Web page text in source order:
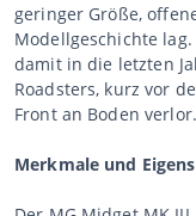
geringer Größe,
Modellgeschichte
damit in die letzten
Roadsters, kurz vor
Front an Boden verlor.
Merkmale und